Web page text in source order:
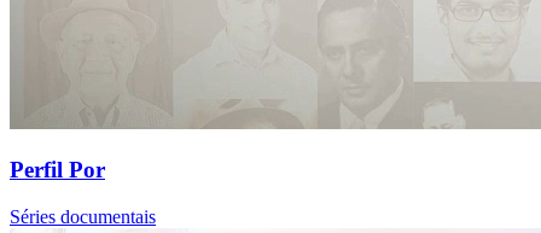
Perfil Por
Séries documentais